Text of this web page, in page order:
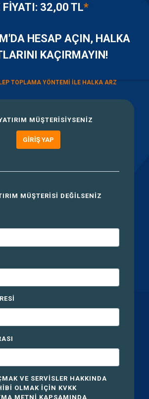
FIYATI: 32,00 TL*
HESAP AÇIN, HALKA
KAÇIRMAYIN!
TOPLAMA YÖNTEMI ILE HALKA ARZ
MÜŞTERISIYSENIZ
GIRIŞ YAP
MÜŞTERISI DEĞILSENIZ
VE SERVISLER HAKKINDA
OLMAK IÇIN KVKK
METNI KAPSAMINDA